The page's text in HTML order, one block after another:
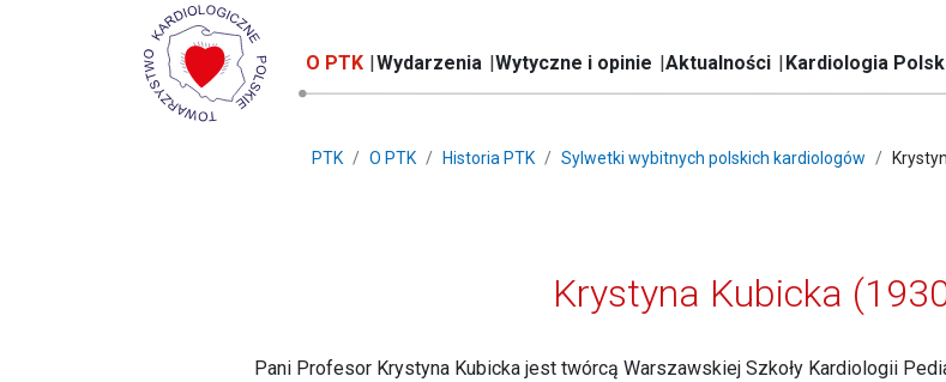
O PTK Wydarzenia Wytyczne i opinie Aktualności Kardiologia
PTK O PTK Historia PTK Sylwetki wybitnych polskich kardiologów
Krystyna Kubicka
Pani Profesor Krystyna Kubicka jest twórcą Warszawskiej Szkoły Kardiologii